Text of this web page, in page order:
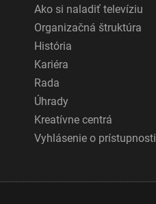
Ako si naladiť televíziu
Organizačná štruktúra
História
Kariéra
Rada
Úhrady
Kreatívne centrá
Vyhlásenie o prístupnosti